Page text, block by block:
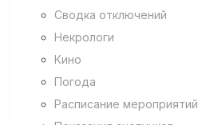
Сводка отключений
Некрологи
Кино
Погода
Расписание мероприятий